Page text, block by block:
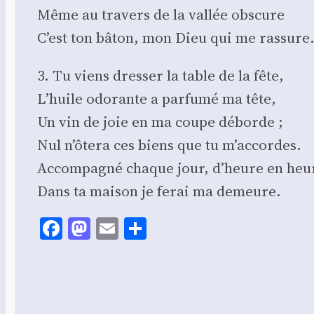
Même au tra­vers de la val­lée obs­cure
C’est ton bâton, mon Dieu qui me ras­sure.
3. Tu viens dres­ser la table de la fête,
L’huile odo­rante a par­fu­mé ma tête,
Un vin de joie en ma coupe déborde ;
Nul n’ôtera ces biens que tu m’accordes.
Accom­pa­gné chaque jour, d’heure en
Dans ta mai­son je ferai ma demeure.
Facebook
Mastodon
Email